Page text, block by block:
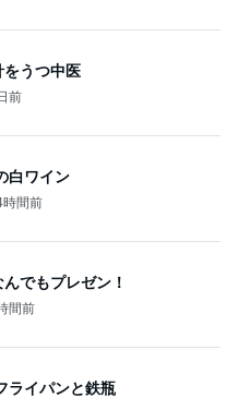
をうつ中医
前
白ワイン
時間前
でもプレゼン！
間前
ライパンと鉄瓶